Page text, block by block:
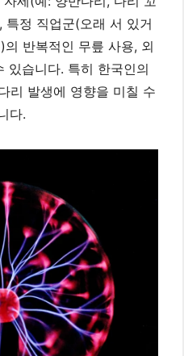
특정 직업군(오래 서 있거
반복적인 무릎 사용, 외
있습니다. 특히 한국인의
리 발생에 영향을 미칠 수
다.